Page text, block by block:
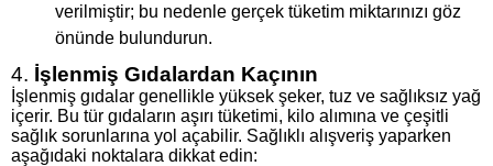
verilmiştir; bu nedenle gerçek tüketim miktarınızı göz
önünde bulundurun.
4. İşlenmiş Gıdalardan Kaçının
İşlenmiş gıdalar genellikle yüksek şeker, tuz ve sağlıksız yağ
içerir. Bu tür gıdaların aşırı tüketimi, kilo alımına ve çeşitli
sağlık sorunlarına yol açabilir. Sağlıklı alışveriş yaparken
aşağıdaki noktalara dikkat edin: